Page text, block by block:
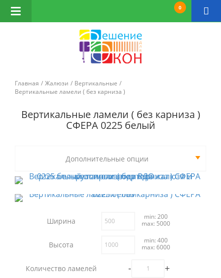
0
Открыть
навигацию
Главная Жалюзи
Вертикальные
Вертикальные ламели ( без карниза )
Вертикальные ламели ( без карниза )
СФЕРА 0225 белый
Дополнительные опции
Ширина
min: 200
max: 5000
Высота
min: 400
max: 6000
Количество ламелей - +